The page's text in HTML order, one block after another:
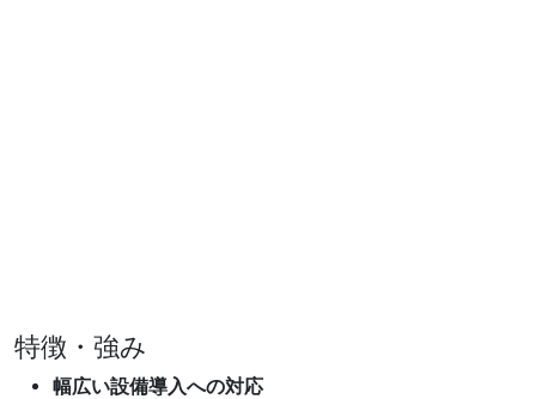
特徴・強み
幅広い設備導入への対応